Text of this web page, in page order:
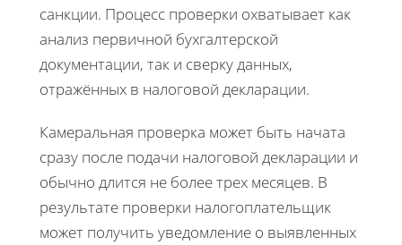
санкции. Процесс проверки охватывает как
анализ первичной бухгалтерской
документации, так и сверку данных,
отражённых в налоговой декларации.
Камеральная проверка может быть начата
сразу после подачи налоговой декларации и
обычно длится не более трех месяцев. В
результате проверки налогоплательщик
может получить уведомление о выявленных